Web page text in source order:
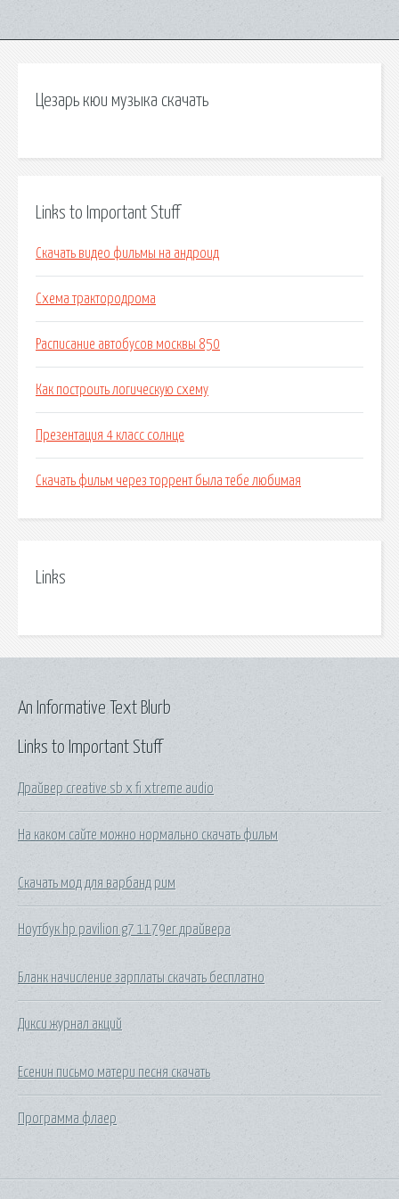
Цезарь кюи музыка скачать
Links to Important Stuff
Скачать видео фильмы на андроид
Схема трактородрома
Расписание автобусов москвы 850
Как построить логическую схему
Презентация 4 класс солнце
Скачать фильм через торрент была тебе любимая
Links
Links to Important Stuff
Драйвер creative sb x fi xtreme audio
На каком сайте можно нормально скачать фильм
Скачать мод для варбанд рим
Ноутбук hp pavilion g7 1179er драйвера
Бланк начисление зарплаты скачать бесплатно
Дикси журнал акций
Есенин письмо матери песня скачать
Программа флаер
An Informative Text Blurb